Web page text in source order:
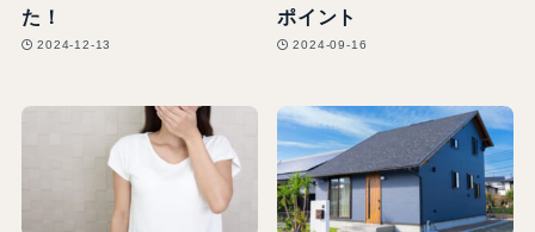
た！
2024-12-13
ポイント
2024-09-16